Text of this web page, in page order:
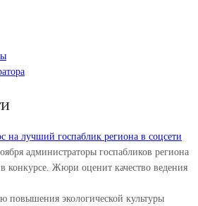
на лучший госпаблик региона в соцсети
администраторы госпабликов региона
конкурсе. Жюри оценит качество ведения
повышения экологической культуры